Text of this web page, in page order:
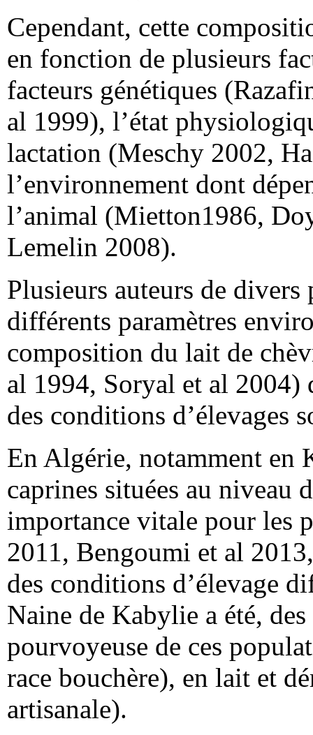
Cependant, cette
en fonction de plusieurs
facteurs génétiques
al 1999), l’état
lactation (Meschy 2002,
l’environnement dont
l’animal (Mietton1986,
Lemelin 2008).
Plusieurs auteurs de divers
différents paramètres
composition du lait de
al 1994, Soryal et al 2004)
des conditions d’élevages
En Algérie, notamment en
caprines situées au niveau
importance vitale pour les
2011, Bengoumi et al
des conditions d’élevage
Naine de Kabylie a été,
pourvoyeuse de ces
race bouchère), en lait et
artisanale).